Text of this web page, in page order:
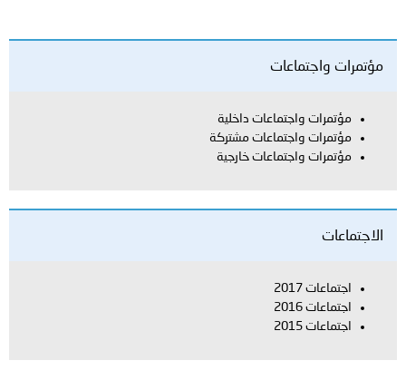
واجتماعات
واجتماعات داخلية
واجتماعات مشتركة
واجتماعات خارجية
2017
2016
2015